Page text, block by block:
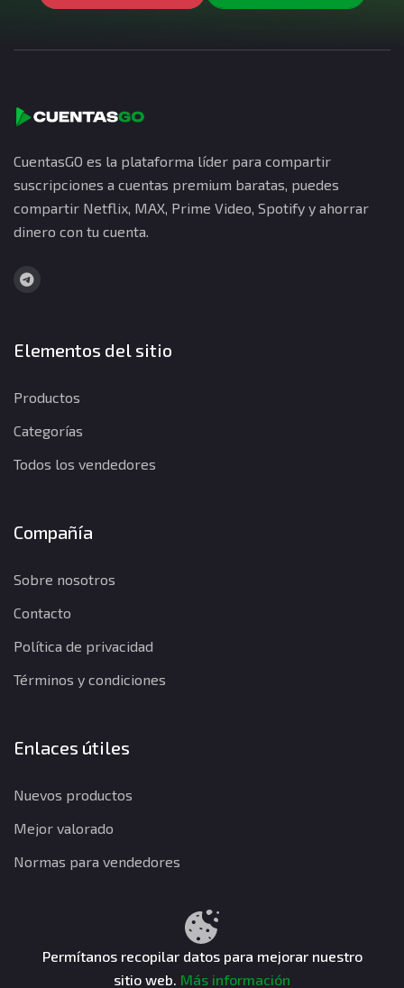
CuentasGO es la plataforma líder para compartir
suscripciones a cuentas premium baratas, puedes
compartir Netflix, MAX, Prime Video, Spotify y ahorrar
dinero con tu cuenta.
Elementos del sitio
Productos
Categorías
Todos los vendedores
Compañía
Sobre nosotros
Contacto
Política de privacidad
Términos y condiciones
Enlaces útiles
Nuevos productos
Mejor valorado
Normas para vendedores
Términos y condiciones
CuentasGO © 2026. Todos los derechos reservados.
Permítanos recopilar datos para mejorar nuestro
sitio web. Más información